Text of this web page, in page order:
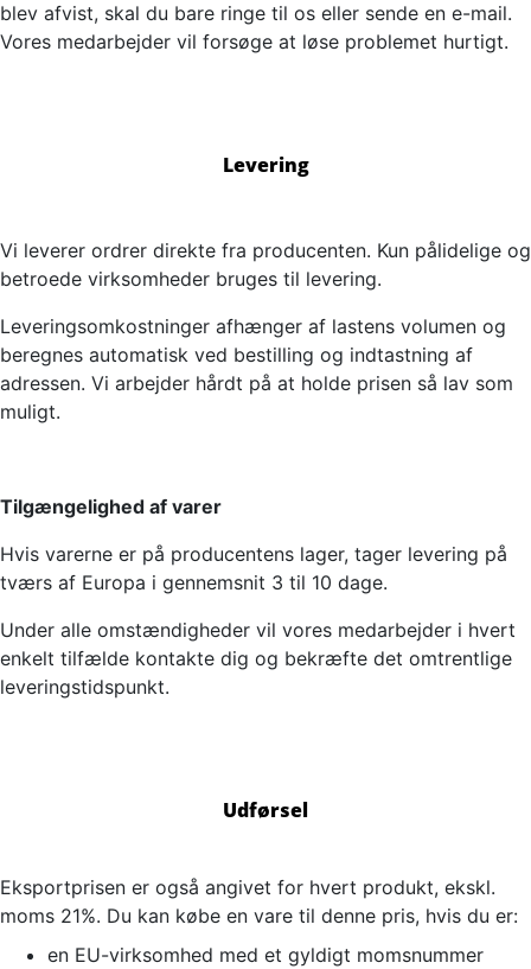
blev afvist, skal du bare ringe til os eller sende en e-mail.
Vores medarbejder vil forsøge at løse problemet hurtigt.
Levering
Vi leverer ordrer direkte fra producenten. Kun pålidelige og
betroede virksomheder bruges til levering.
Leveringsomkostninger afhænger af lastens volumen og
beregnes automatisk ved bestilling og indtastning af
adressen. Vi arbejder hårdt på at holde prisen så lav som
muligt.
Tilgængelighed af varer
Hvis varerne er på producentens lager, tager levering på
tværs af Europa i gennemsnit 3 til 10 dage.
Under alle omstændigheder vil vores medarbejder i hvert
enkelt tilfælde kontakte dig og bekræfte det omtrentlige
leveringstidspunkt.
Udførsel
Eksportprisen er også angivet for hvert produkt, ekskl.
moms 21%. Du kan købe en vare til denne pris, hvis du er:
en EU-virksomhed med et gyldigt momsnummer